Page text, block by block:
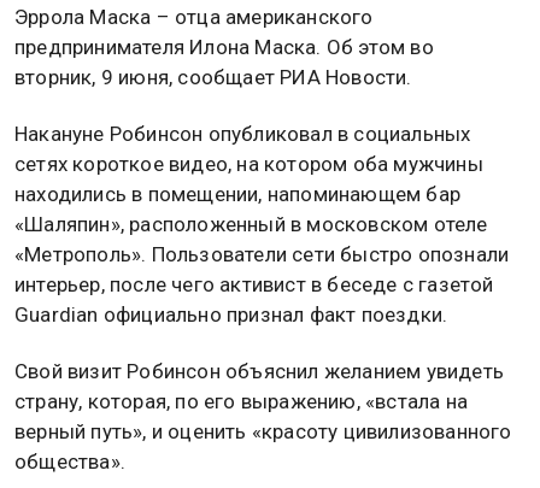
Эррола Маска – отца американского
предпринимателя Илона Маска. Об этом во
вторник, 9 июня, сообщает РИА Новости.
Накануне Робинсон опубликовал в социальных
сетях короткое видео, на котором оба мужчины
находились в помещении, напоминающем бар
«Шаляпин», расположенный в московском отеле
«Метрополь». Пользователи сети быстро опознали
интерьер, после чего активист в беседе с газетой
Guardian официально признал факт поездки.
Свой визит Робинсон объяснил желанием увидеть
страну, которая, по его выражению, «встала на
верный путь», и оценить «красоту цивилизованного
общества».